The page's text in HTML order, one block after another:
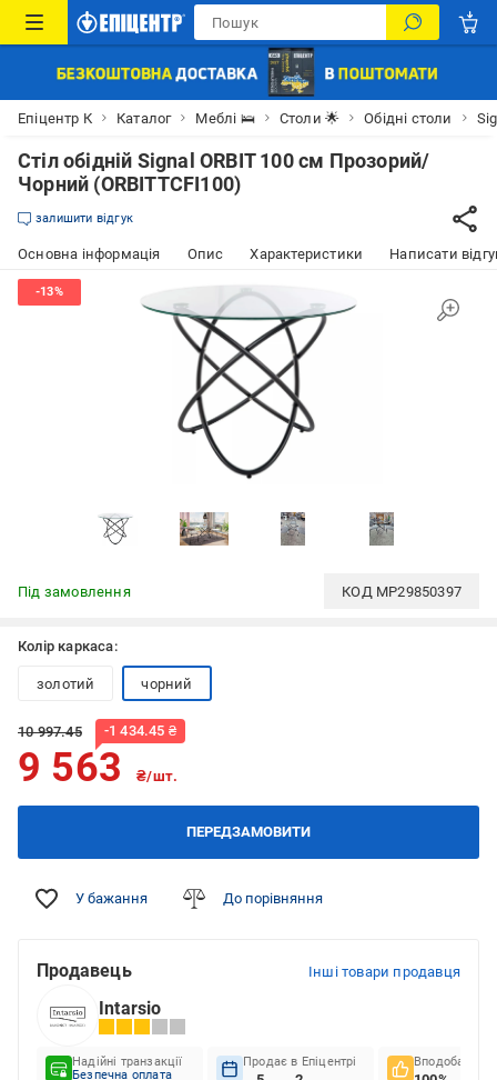
Епіцентр К Каталог Меблі 🛌 Столи 🌟 Обідні столи
Стіл обідній Signal ORBIT 100 см Прозорий/
Чорний (ORBITTCFI100)
залишити відгук
Основна інформація Опис Характеристики Написати
Під замовлення КОД MP29850397
Колір каркаса:
золотий чорний
10 997.45 -1 434.45 ₴
9 563 ₴/шт.
ПЕРЕДЗАМОВИТИ
У бажання До порівняння
Продавець Інші товари продавця
Intarsio
Надійні транзакції
Безпечна оплата
Продає в Епіцентрі Вподобання